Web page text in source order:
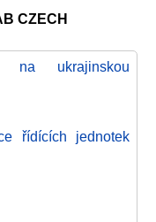
CZECH
na ukrajinskou
řídících jednotek